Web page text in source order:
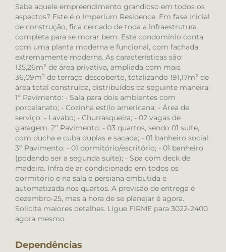
Sabe aquele empreendimento grandioso em todos os
aspectos? Este é o Imperium Residence. Em fase inicial
de construção, fica cercado de toda a infraestrutura
completa para se morar bem. Este condomínio conta
com uma planta moderna e funcional, com fachada
extremamente moderna. As características são:
135,26m² de área privativa, ampliada com mais
36,09m² de terraço descoberto, totalizando 191,17m² de
área total construída, distribuídos da seguinte maneira:
1º Pavimento: - Sala para dois ambientes com
porcelanato; - Cozinha estilo americana; - Área de
serviço; - Lavabo; - Churrasqueira; - 02 vagas de
garagem. 2º Pavimento: - 03 quartos, sendo 01 suíte,
com ducha e cuba duplas e sacada; - 01 banheiro social;
3º Pavimento: - 01 dormitório/escritório; - 01 banheiro
(podendo ser a segunda suíte); - Spa com deck de
madeira. Infra de ar condicionado em todos os
dormitório e na sala e persiana embutida e
automatizada nos quartos. A previsão de entrega é
dezembro-25, mas a hora de se planejar é agora.
Solicite maiores detalhes. Ligue FIRME para 3022-2400
agora mesmo.
Dependências